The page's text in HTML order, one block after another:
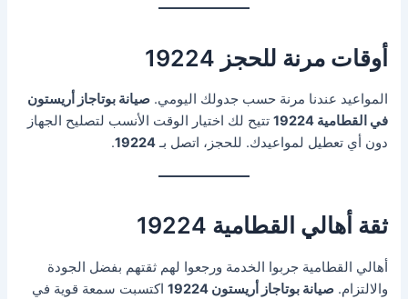
أوقات مرنة للحجز 19224
المواعيد عندنا مرنة حسب جدولك اليومي.صيانة بوتاجاز أريستون
في القطامية 19224
تتيح لك اختيار الوقت الأنسب لتصليح الجهاز
دون أي تعطيل لمواعيدك. للحجز، اتصل بـ19224
.
ثقة أهالي القطامية 19224
أهالي القطامية جربوا الخدمة ورجعوا لهم ثقتهم بفضل الجودة
والالتزام.صيانة بوتاجاز أريستون 19224
اكتسبت سمعة قوية في